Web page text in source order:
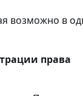
возможно в
права